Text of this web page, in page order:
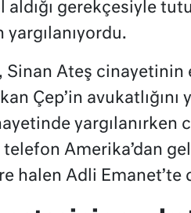
aldığı gerekçesiyle
yargılanıyordu.
Sinan Ateş cinayetinin
Çep’in avukatlığını
yargılanırken
Amerika’dan
halen Adli Emanet’te